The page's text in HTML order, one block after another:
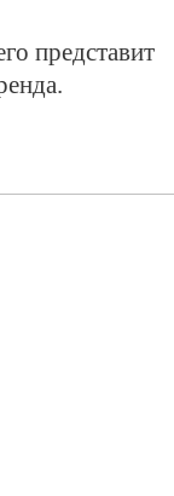
представит